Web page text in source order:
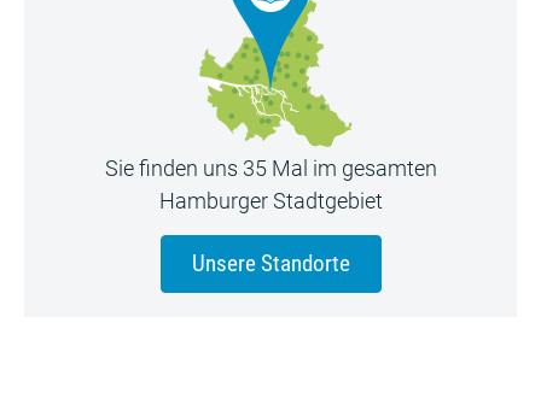
Sie finden uns 35 Mal im gesamten
Hamburger Stadtgebiet
Unsere Standorte